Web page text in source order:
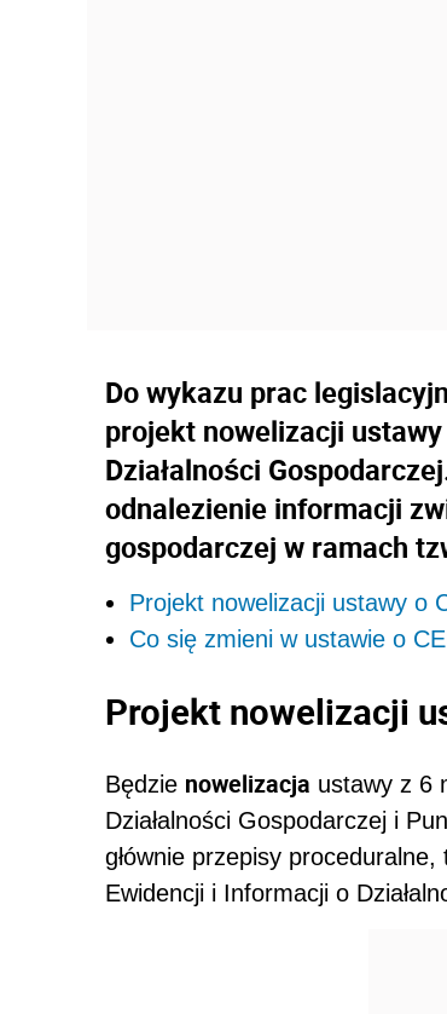
Do wykazu prac
projekt nowelizacji
Działalności
odnalezienie informacji
gospodarczej w ramach
Projekt nowelizacji ustawy o
Co się zmieni w ustawie o
Projekt nowelizacji
Będzie nowelizacja ustawy z 6
Działalności Gospodarczej i
głównie przepisy
Ewidencji i Informacji o